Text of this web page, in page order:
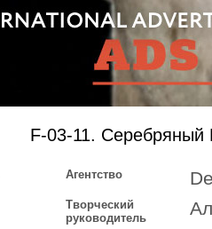
F-03-11. Серебряный
Агентство
Творческий
руководитель